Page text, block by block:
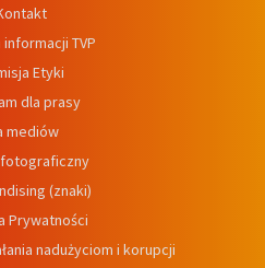
TVP
Etyki
dla prasy
mediów
(znaki)
Prywatności
nadużyciom i korupcji